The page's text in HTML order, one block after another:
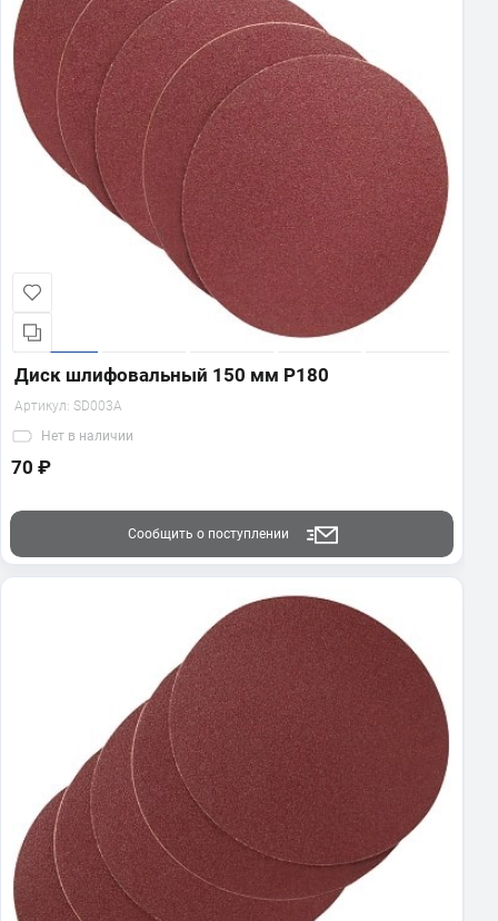
Диск шлифовальный 150 мм Р180
Артикул: SD003A
Нет в наличии
70 ₽
Сообщить о поступлении